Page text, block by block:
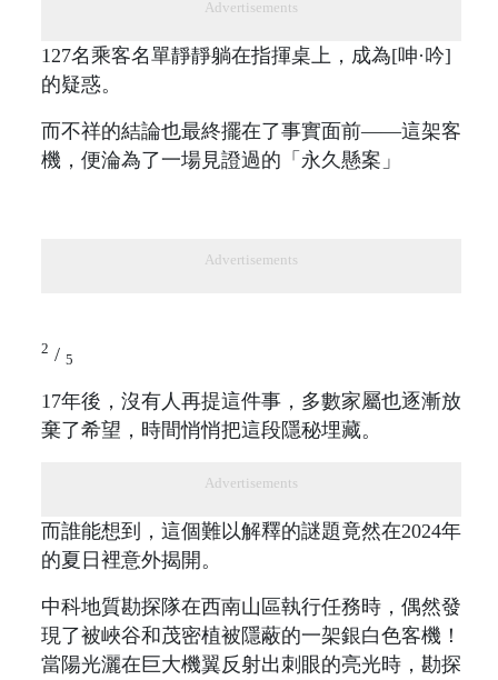
Advertisements
127名乘客名單靜靜躺在指揮桌上，成為[呻·吟]
的疑惑。
而不祥的結論也最終擺在了事實面前——這架客
機，便淪為了一場見證過的「永久懸案」
Advertisements
2 / 5
17年後，沒有人再提這件事，多數家屬也逐漸放
棄了希望，時間悄悄把這段隱秘埋藏。
Advertisements
而誰能想到，這個難以解釋的謎題竟然在2024年
的夏日裡意外揭開。
中科地質勘探隊在西南山區執行任務時，偶然發
現了被峽谷和茂密植被隱蔽的一架銀白色客機！
當陽光灑在巨大機翼反射出刺眼的亮光時，勘探